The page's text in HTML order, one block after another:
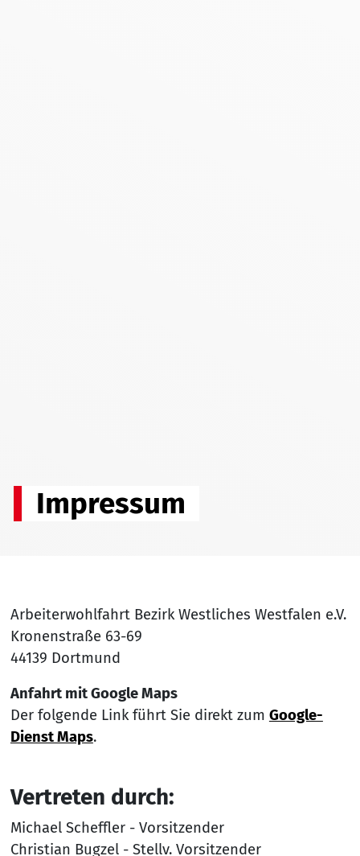
Impressum
Arbeiterwohlfahrt Bezirk Westliches Westfalen e.V.
Kronenstraße 63-69
44139 Dortmund
Anfahrt mit Google Maps
Der folgende Link führt Sie direkt zum Google-
Dienst Maps.
Vertreten durch:
Michael Scheffler - Vorsitzender
Christian Bugzel - Stellv. Vorsitzender